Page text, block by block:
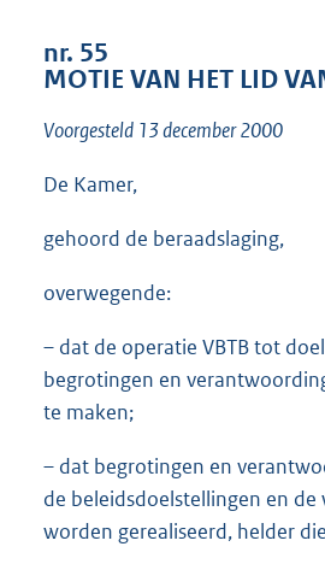
nr. 55
MOTIE VAN HET LID
Voorgesteld 13 december 2000
De Kamer,
gehoord de beraadslaging,
overwegende:
– dat de operatie VBTB tot
begrotingen en
te maken;
– dat begrotingen en
de beleidsdoelstellingen en de
worden gerealiseerd, helder